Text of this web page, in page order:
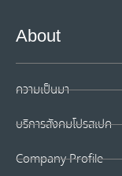
About
ความเป็นมา
บริการสังคมโปรสเปค
Company Profile